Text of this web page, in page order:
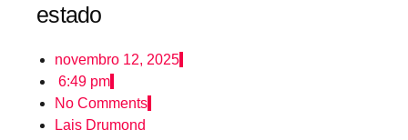
estado
novembro 12, 2025
6:49 pm
No Comments
Lais Drumond